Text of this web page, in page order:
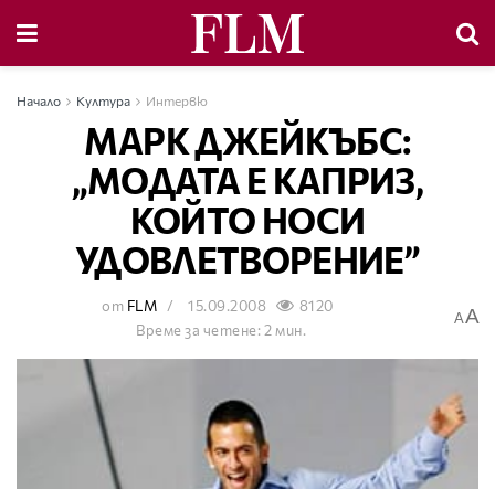
Начало Култура Интервю
МАРК ДЖЕЙКЪБС:
„МОДАТА Е КАПРИЗ,
КОЙТО НОСИ
УДОВЛЕТВОРЕНИЕ”
от FLM 15.09.2008
8120
Време за четене: 2 мин.
AA